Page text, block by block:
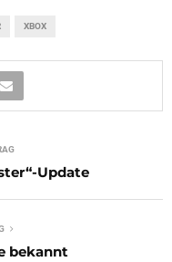
XBOX
Update
bekannt